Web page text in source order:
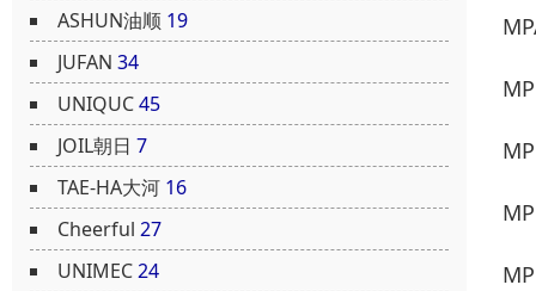
ASHUN油顺 19
JUFAN 34
UNIQUC45
JOIL朝日 7
TAE-HA大河 16
Cheerful 27
UNIMEC24